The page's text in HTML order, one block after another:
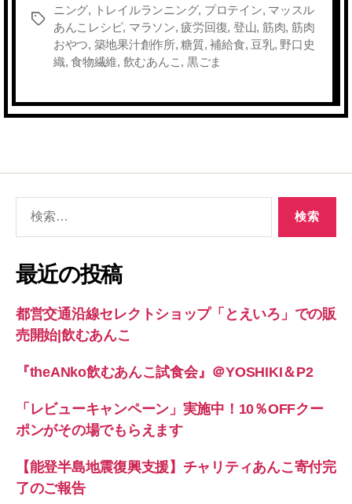
タ
ニング, トレイルランニング, プロテイン, マッスル
あんこレシピ, マラソン,疲労回復, 登山, 筋肉, 筋肉
おやつ, 築地果汁創作所,糖質,補給食, 豆乳, 野口史
織,食物繊維, 飲むあんこ , 黒ごま
象:
最近の投稿
都営交通沿線セレクトショップ「とえいろ」での販
売開始|飲むあんこ
『theANko飲むあんこ試食会』＠YOSHIKI＆P2
「レビューキャンペーン」実施中！10％OFFクー
ポンがその場でもらえます
【能登半島地震復興支援】チャリティあんこ寄付完
了のご報告